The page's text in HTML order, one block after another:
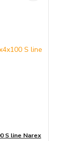
S line Narex